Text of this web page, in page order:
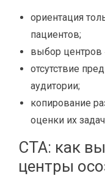
ориентация
пациентов;
выбор центров
отсутствие
аудитории;
копирование
оценки их
CTA: как
центры